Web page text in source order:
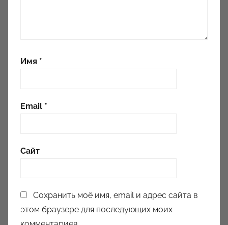
Имя *
Email *
Сайт
Сохранить моё имя, email и адрес сайта в
этом браузере для последующих моих